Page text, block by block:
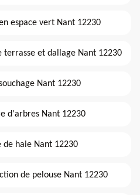
espace vert Nant 12230
terrasse et dallage Nant 12230
Nant 12230
d'arbres Nant 12230
de haie Nant 12230
de pelouse Nant 12230